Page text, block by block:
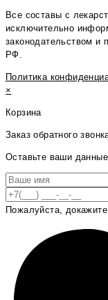
Все составы с
исключительно
законодательством и
РФ.
Политика
×
Корзина
Заказ обратного
Оставьте ваши
Пожалуйста,